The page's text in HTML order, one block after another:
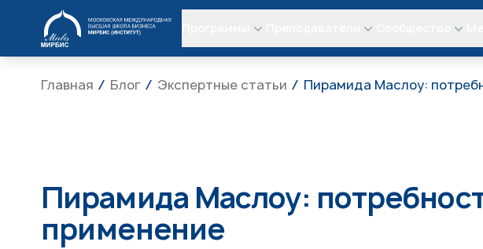
МИРБИС
Главная Блог Экспертные статьи Пирамида Маслоу:
Пирамида Маслоу:
применение